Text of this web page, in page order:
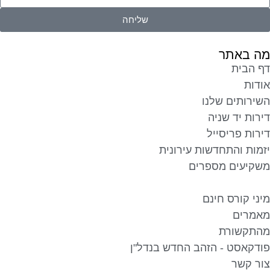
שליחה
באתר
הבית
שלנו
יד שניה
פריסייל
והתחדשות עירונית
מספרים
קורס חינם
- הזהב החדש בנדל"ן
קשר